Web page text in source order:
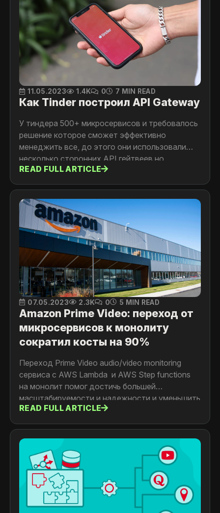
11.05.2023 1.4K 0 7 MIN READ
Как Tinder построил API Gateway
У тиндера 500+ микросервисов и требовалось
решение которое сможет эффективно
менеджить все, до этого они использовали
несколько сторонних API гейтвеев но
столкнулись с проблемой поддержки и
обратной совместимости этих решений.
READ FULL ARTICLE
07.05.2023 2.3K 0 5 MIN READ
Amazon Prime Video: переход от
микросервисов к монолиту
сократил косты на 90%
Переход Prime Video audio/video monitoring
сервиса с AWS Lambda и AWS Step functions
на монолит помог достичь большей
масштабируемости и надежности и уменьшить
стоимость поддержки инфраструктуры для
команды Amazon на 90%. Детальнее читайте в
READ FULL ARTICLE